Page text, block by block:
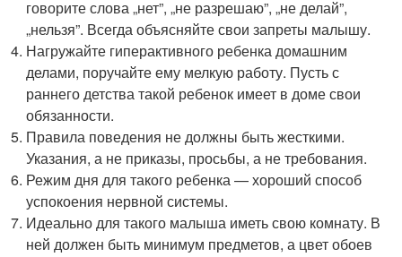
говорите слова „нет”, „не разрешаю”, „не делай”,
„нельзя”. Всегда объясняйте свои запреты малышу.
Нагружайте гиперактивного ребенка домашним
делами, поручайте ему мелкую работу. Пусть с
раннего детства такой ребенок имеет в доме свои
обязанности.
Правила поведения не должны быть жесткими.
Указания, а не приказы, просьбы, а не требования.
Режим дня для такого ребенка — хороший способ
успокоения нервной системы.
Идеально для такого малыша иметь свою комнату. В
ней должен быть минимум предметов, а цвет обоев